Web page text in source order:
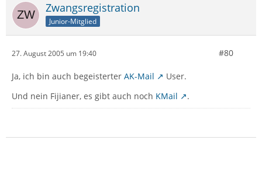
Zwangsregistration
Junior-Mitglied
27. August 2005 um 19:40 #80
Ja, ich bin auch begeisterter AK-Mail
User.
Und nein Fijianer, es gibt auch noch KMail .